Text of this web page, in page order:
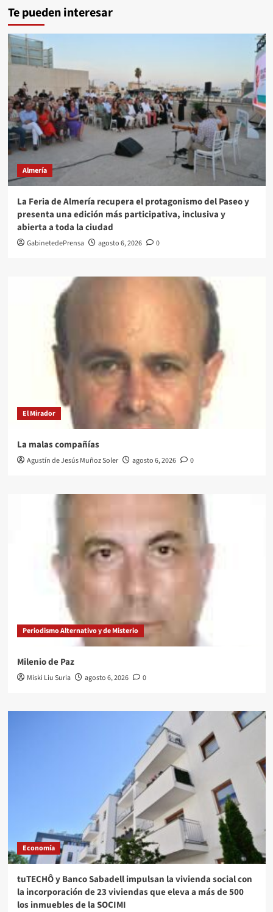
Te pueden interesar
Almería
La Feria de Almería recupera el protagonismo del Paseo y
presenta una edición más participativa, inclusiva y
abierta a toda la ciudad
GabinetedePrensa agosto 6, 2026 0
El Mirador
La malas compañías
Agustín de Jesús Muñoz Soler agosto 6, 2026 0
Periodismo Alternativo y de Misterio
Milenio de Paz
Miski Liu Suria agosto 6, 2026 0
Economía
tuTECHÔ y Banco Sabadell impulsan la vivienda social con
la incorporación de 23 viviendas que eleva a más de 500
los inmuebles de la SOCIMI